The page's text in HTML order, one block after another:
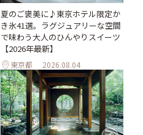
夏のご褒美に♪東京ホテル限定か
き氷41選。ラグジュアリーな空間
で味わう大人のひんやりスイーツ
【2026年最新】
東京都 2026.08.04